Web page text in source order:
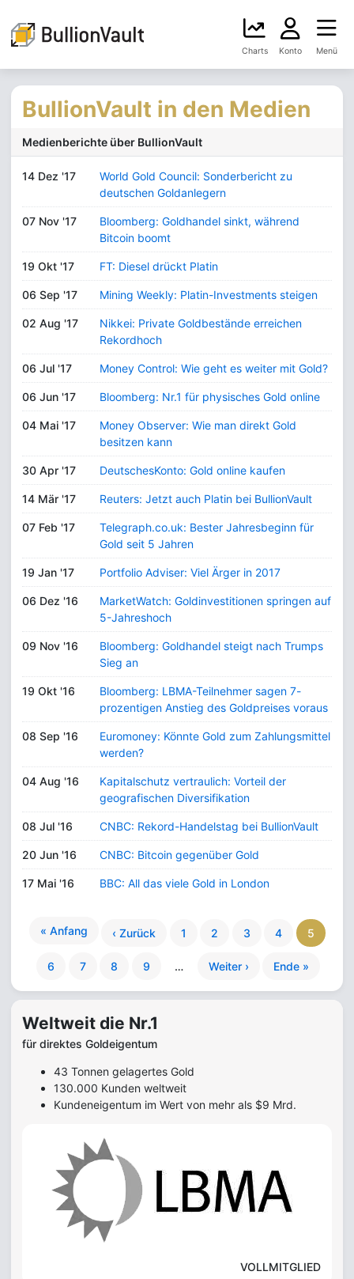
Charts Konto Menü
BullionVault in den Medien
Medienberichte über BullionVault
14 Dez '17
World Gold Council: Sonderbericht zu
deutschen Goldanlegern
07 Nov '17
Bloomberg: Goldhandel sinkt, während
Bitcoin boomt
19 Okt '17 FT: Diesel drückt Platin
06 Sep '17 Mining Weekly: Platin-Investments steigen
02 Aug '17
Nikkei: Private Goldbestände erreichen
Rekordhoch
06 Jul '17 Money Control: Wie geht es weiter mit Gold?
06 Jun '17 Bloomberg: Nr.1 für physisches Gold online
04 Mai '17
Money Observer: Wie man direkt Gold
besitzen kann
30 Apr '17 DeutschesKonto: Gold online kaufen
14 Mär '17 Reuters: Jetzt auch Platin bei BullionVault
07 Feb '17
Telegraph.co.uk: Bester Jahresbeginn für
Gold seit 5 Jahren
19 Jan '17 Portfolio Adviser: Viel Ärger in 2017
06 Dez '16
MarketWatch: Goldinvestitionen springen auf
5-Jahreshoch
09 Nov '16
Bloomberg: Goldhandel steigt nach Trumps
Sieg an
19 Okt '16
Bloomberg: LBMA-Teilnehmer sagen 7-
prozentigen Anstieg des Goldpreises voraus
08 Sep '16
Euromoney: Könnte Gold zum Zahlungsmittel
werden?
04 Aug '16
Kapitalschutz vertraulich: Vorteil der
geografischen Diversifikation
08 Jul '16 CNBC: Rekord-Handelstag bei BullionVault
20 Jun '16 CNBC: Bitcoin gegenüber Gold
17 Mai '16 BBC: All das viele Gold in London
« Anfang ‹ Zurück 1 2 3 4 5
6 7 8 9 … Weiter › Ende »
Weltweit die Nr.1
für direktes Goldeigentum
43 Tonnen gelagertes Gold
130.000 Kunden weltweit
Kundeneigentum im Wert von mehr als $9 Mrd.
VOLLMITGLIED